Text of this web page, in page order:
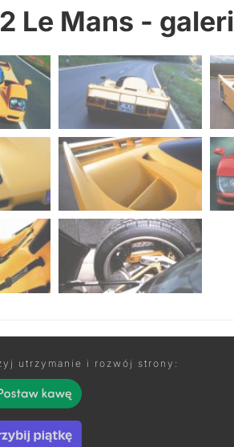
Le Mans -
utrzymanie i rozwój strony: